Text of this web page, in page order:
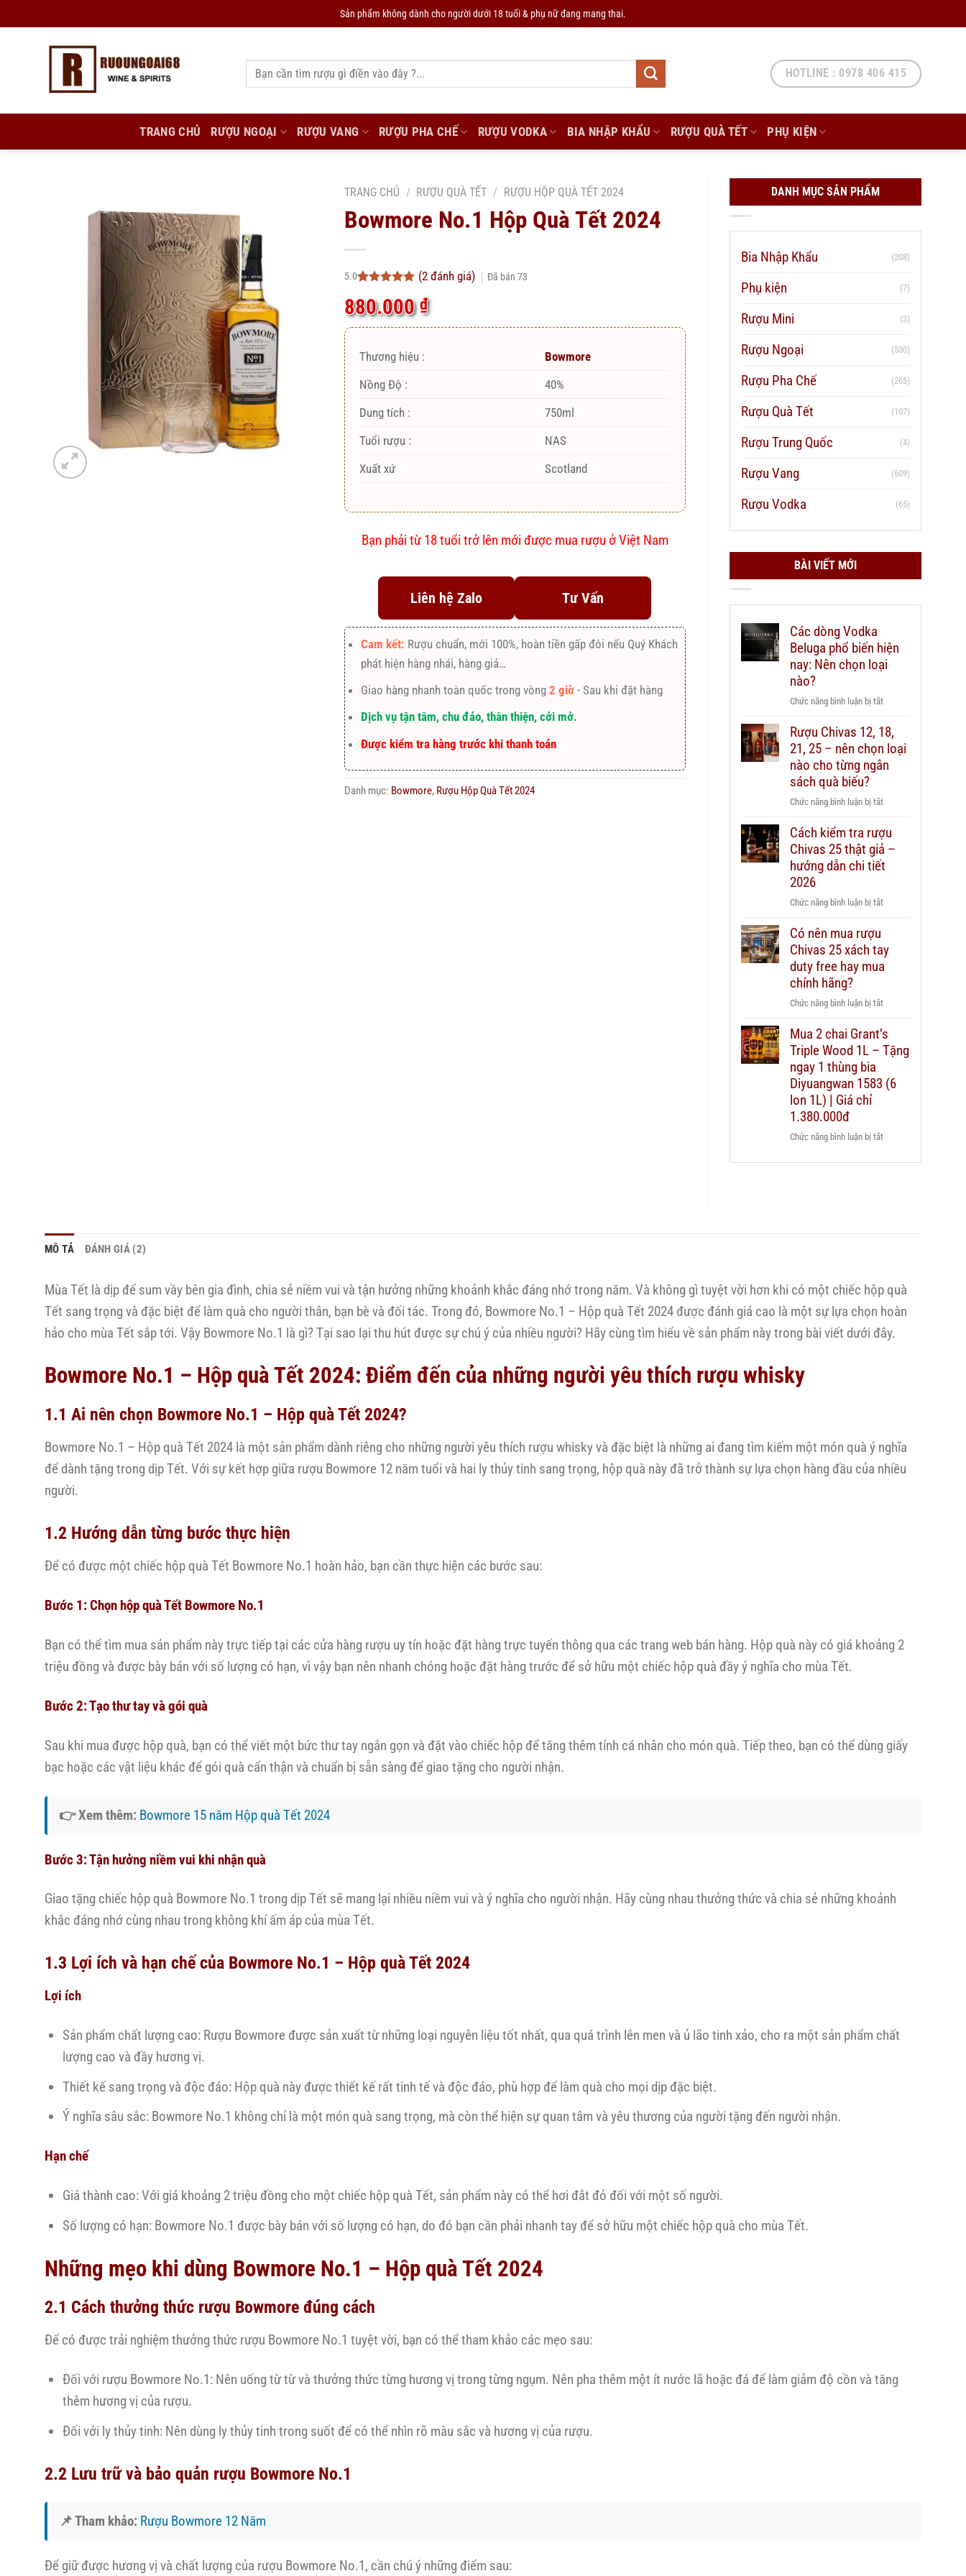
qua
Sản phẩm không dành cho người dưới 18 tuổi & phụ nữ đang mang thai.
Tìm
kiếm:
HOTLINE : 0978 406 415
TRANG CHỦ RƯỢU NGOẠI RƯỢU VANG RƯỢU PHA CHẾ RƯỢU VODKA BIA NHẬP KHẨU RƯỢU QUÀ TẾT PHỤ KIỆN
TRANG CHỦ / RƯỢU QUÀ TẾT / RƯỢU HỘP QUÀ TẾT 2024
Bowmore No.1 Hộp Quà Tết 2024
5.0
dựa trên
đánh giá
(2đánh giá) Đã bán 73
880.000₫
Thương hiệu :
Bowmore
Nồng Độ :
40%
Dung tích :
750ml
Tuổi rượu :
NAS
Xuất xứ
Scotland
Bạn phải từ 18 tuổi trở lên mới được mua rượu ở Việt Nam
Liên hệ Zalo Tư Vấn
Cam kết: Rượu chuẩn, mới 100%, hoàn tiền gấp đôi nếu Quý Khách
phát hiện hàng nhái, hàng giả…
Giao hàng nhanh toàn quốc trong vòng 2 giờ- Sau khi đặt hàng
Dịch vụ tận tâm, chu đáo, thân thiện, cởi mở.
Được kiểm tra hàng trước khi thanh toán
Danh mục: Bowmore, Rượu Hộp Quà Tết 2024
DANH MỤC SẢN PHẨM
Bia Nhập Khẩu (208)
Phụ kiện (7)
Rượu Mini (3)
Rượu Ngoại (530)
Rượu Pha Chế (265)
Rượu Quà Tết (107)
Rượu Trung Quốc (4)
Rượu Vang (609)
Rượu Vodka (65)
BÀI VIẾT MỚI
Các dòng Vodka
Beluga phổ biến hiện
nay: Nên chọn loại
nào?
Chức năng bình luận bị tắtở
dòng
Vodka
Beluga
hiện
Nên
chọn
loại
Rượu Chivas 12, 18,
21, 25 – nên chọn loại
nào cho từng ngân
sách quà biếu?
Chức năng bình luận bị tắtở
Chivas
12,
18,
–
loại
nào
quà
biếu?
Cách kiểm tra rượu
Chivas 25 thật giả –
hướng dẫn chi tiết
2026
Chức năng bình luận bị tắtở
tra
rượu
thật
–
hướng
chi
Có nên mua rượu
Chivas 25 xách tay
duty free hay mua
chính hãng?
Chức năng bình luận bị tắtở
nên
mua
Chivas
25
duty
Mua 2 chai Grant’s
Triple Wood 1L – Tặng
ngay 1 thùng bia
Diyuangwan 1583 (6
lon 1L) | Giá chỉ
1.380.000đ
Chức năng bình luận bị tắtở
2
ngay
thùng
bia
chỉ
1.380.000đ
MÔ TẢ ĐÁNH GIÁ (2)
Mùa Tết là dịp để sum vầy bên gia đình, chia sẻ niềm vui và tận hưởng những khoảnh khắc đáng nhớ trong năm. Và không gì tuyệt vời hơn khi có một chiếc hộp quà
Tết sang trọng và đặc biệt để làm quà cho người thân, bạn bè và đối tác. Trong đó, Bowmore No.1 – Hộp quà Tết 2024 được đánh giá cao là một sự lựa chọn hoàn
hảo cho mùa Tết sắp tới. Vậy Bowmore No.1 là gì? Tại sao lại thu hút được sự chú ý của nhiều người? Hãy cùng tìm hiểu về sản phẩm này trong bài viết dưới đây.
Bowmore No.1 – Hộp quà Tết 2024: Điểm đến của những người yêu thích rượu whisky
1.1 Ai nên chọn Bowmore No.1 – Hộp quà Tết 2024?
Bowmore No.1 – Hộp quà Tết 2024 là một sản phẩm dành riêng cho những người yêu thích rượu whisky và đặc biệt là những ai đang tìm kiếm một món quà ý nghĩa
để dành tặng trong dịp Tết. Với sự kết hợp giữa rượu Bowmore 12 năm tuổi và hai ly thủy tinh sang trọng, hộp quà này đã trở thành sự lựa chọn hàng đầu của nhiều
người.
1.2 Hướng dẫn từng bước thực hiện
Để có được một chiếc hộp quà Tết Bowmore No.1 hoàn hảo, bạn cần thực hiện các bước sau:
Bước 1: Chọn hộp quà Tết Bowmore No.1
Bạn có thể tìm mua sản phẩm này trực tiếp tại các cửa hàng rượu uy tín hoặc đặt hàng trực tuyến thông qua các trang web bán hàng. Hộp quà này có giá khoảng 2
triệu đồng và được bày bán với số lượng có hạn, vì vậy bạn nên nhanh chóng hoặc đặt hàng trước để sở hữu một chiếc hộp quà đầy ý nghĩa cho mùa Tết.
Bước 2: Tạo thư tay và gói quà
Sau khi mua được hộp quà, bạn có thể viết một bức thư tay ngắn gọn và đặt vào chiếc hộp để tăng thêm tính cá nhân cho món quà. Tiếp theo, bạn có thể dùng giấy
bạc hoặc các vật liệu khác để gói quà cẩn thận và chuẩn bị sẵn sàng để giao tặng cho người nhận.
👉 Xem thêm: Bowmore 15 năm Hộp quà Tết 2024
Bước 3: Tận hưởng niềm vui khi nhận quà
Giao tặng chiếc hộp quà Bowmore No.1 trong dịp Tết sẽ mang lại nhiều niềm vui và ý nghĩa cho người nhận. Hãy cùng nhau thưởng thức và chia sẻ những khoảnh
khắc đáng nhớ cùng nhau trong không khí ấm áp của mùa Tết.
1.3 Lợi ích và hạn chế của Bowmore No.1 – Hộp quà Tết 2024
Lợi ích
Sản phẩm chất lượng cao: Rượu Bowmore được sản xuất từ những loại nguyên liệu tốt nhất, qua quá trình lên men và ủ lão tinh xảo, cho ra một sản phẩm chất
lượng cao và đầy hương vị.
Thiết kế sang trọng và độc đáo: Hộp quà này được thiết kế rất tinh tế và độc đáo, phù hợp để làm quà cho mọi dịp đặc biệt.
Ý nghĩa sâu sắc: Bowmore No.1 không chỉ là một món quà sang trọng, mà còn thể hiện sự quan tâm và yêu thương của người tặng đến người nhận.
Hạn chế
Giá thành cao: Với giá khoảng 2 triệu đồng cho một chiếc hộp quà Tết, sản phẩm này có thể hơi đắt đỏ đối với một số người.
Số lượng có hạn: Bowmore No.1 được bày bán với số lượng có hạn, do đó bạn cần phải nhanh tay để sở hữu một chiếc hộp quà cho mùa Tết.
Những mẹo khi dùng Bowmore No.1 – Hộp quà Tết 2024
2.1 Cách thưởng thức rượu Bowmore đúng cách
Để có được trải nghiệm thưởng thức rượu Bowmore No.1 tuyệt vời, bạn có thể tham khảo các mẹo sau:
Đối với rượu Bowmore No.1: Nên uống từ từ và thưởng thức từng hương vị trong từng ngụm. Nên pha thêm một ít nước lã hoặc đá để làm giảm độ cồn và tăng
thêm hương vị của rượu.
Đối với ly thủy tinh: Nên dùng ly thủy tinh trong suốt để có thể nhìn rõ màu sắc và hương vị của rượu.
2.2 Lưu trữ và bảo quản rượu Bowmore No.1
📌 Tham khảo: Rượu Bowmore 12 Năm
Để giữ được hương vị và chất lượng của rượu Bowmore No.1, cần chú ý những điểm sau: